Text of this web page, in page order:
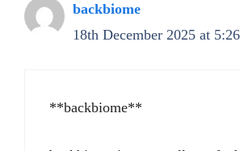
backbiome
18th December 2025 at
**backbiome**